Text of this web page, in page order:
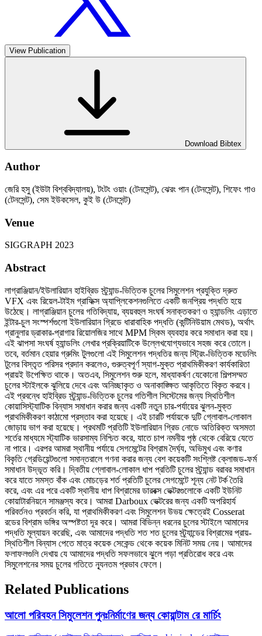
View Publication
Download Bibtex
Author
জেরি হসু (ইউটা বিশ্ববিদ্যালয়), টংটং ওয়াং (টেনসেন্ট), ঝেরং পান (টেনসেন্ট), শিফেং গাও
(টেনসেন্ট), সেম ইউকসেল, কুই উ (টেনসেন্ট)
Venue
SIGGRAPH 2023
Abstract
লাগ্রাঞ্জিয়ান/ইউলারিয়ান হাইব্রিড স্ট্র্যান্ড-ভিত্তিক চুলের সিমুলেশন প্রযুক্তি দ্রুত
VFX এবং রিয়েল-টাইম গ্রাফিক্স অ্যাপ্লিকেশনগুলিতে একটি জনপ্রিয় পদ্ধতি হয়ে
উঠেছে। লাগ্রাঞ্জিয়ান চুলের গতিবিদ্যায়, ব্যয়বহুল সংঘর্ষ সনাক্তকরণ ও হ্যান্ডলিং এড়াতে
ইন্টার-চুল সংস্পর্শগুলো ইউলারিয়ান গ্রিডে ধারাবাহিক পদ্ধতি (কন্টিনিউয়াম মেথড), অর্থাৎ
গ্রানুলার ড্রাকার-প্রাগার রিয়োলজির সাথে MPM স্কিম ব্যবহার করে সমাধান করা হয়।
এই ঝাপসা সংঘর্ষ হ্যান্ডলিং লেখার প্রক্রিয়াটিকে উল্লেখযোগ্যভাবে সহজ করে তোলে।
তবে, বর্তমান হেয়ার গ্রুমিং টুলগুলো এই সিমুলেশন পদ্ধতির জন্য স্ট্রিং-ভিত্তিক মডেলিং
টুলের বিস্তৃত পরিসর প্রদান করলেও, গুরুত্বপূর্ণ স্যাগ-মুক্ত প্রাথমিকীকরণ কার্যকারিতা
প্রায়ই উপেক্ষিত থাকে। অতএব, সিমুলেশন শুরু হলে, মাধ্যাকর্ষণ যেকোনো শিল্পসম্মত
চুলের স্টাইলকে ঝুলিয়ে দেবে এবং অনিচ্ছাকৃত ও অনাকাঙ্ক্ষিত আকৃতিতে বিকৃত করবে।
এই প্রবন্ধে হাইব্রিড স্ট্র্যান্ড-ভিত্তিক চুলের গতিশীল সিস্টেমের জন্য স্থিতিশীল
কোয়াসিস্ট্যাটিক বিন্যাস সমাধান করার জন্য একটি নতুন চার-পর্যায়ের ঝুলন-মুক্ত
প্রাথমিকীকরণ কাঠামো প্রস্তাব করা হয়েছে। এই চারটি পর্যায়কে দুটি গ্লোবাল-লোকাল
জোড়ায় ভাগ করা হয়েছে। প্রথমটি প্রতিটি ইউলারিয়ান গ্রিড নোডে অতিরিক্ত অসমতা
শর্তের মাধ্যমে স্ট্যাটিক ভারসাম্য নিশ্চিত করে, যাতে চাপ নমনীয় পৃষ্ঠ থেকে বেরিয়ে যেতে
না পারে। এরপর আমরা স্থানীয় পর্যায়ে সেগমেন্টের বিশ্রাম দৈর্ঘ্য, অভিমুখ এবং কণার
বিকৃতি গ্রেডিয়েন্টগুলো সমান্তরালে গণনা করার জন্য বেশ কয়েকটি সংশ্লিষ্ট ক্লোজড-ফর্ম
সমাধান উদ্ভূত করি। দ্বিতীয় গ্লোবাল-লোকাল ধাপ প্রতিটি চুলের স্ট্র্যান্ড বরাবর সমাধান
করে যাতে সমস্ত বাঁক এবং মোচড়ের শর্ত প্রতিটি চুলের সেগমেন্টে শূন্য নেট টর্ক তৈরি
করে, এবং এর পরে একটি স্থানীয় ধাপ বিশ্রামের ডারবক্স ভেক্টরগুলোকে একটি ইউনিট
কোয়াটারনিয়নে সামঞ্জস্য করে। আমরা Darboux ভেক্টরের জন্য একটি অপরিহার্য
পরিবর্তনও প্রবর্তন করি, যা প্রাথমিকীকরণ এবং সিমুলেশন উভয় ক্ষেত্রেই Cosserat
রডের বিশ্রাম ভঙ্গির অস্পষ্টতা দূর করে। আমরা বিভিন্ন ধরনের চুলের স্টাইলে আমাদের
পদ্ধতি মূল্যায়ন করেছি, এবং আমাদের পদ্ধতি শত শত চুলের স্ট্র্যান্ডের বিশ্রামের প্রায়-
স্থিতিশীল বিন্যাস পেতে মাত্র কয়েক সেকেন্ড থেকে কয়েক মিনিট সময় নেয়। আমাদের
ফলাফলগুলি দেখায় যে আমাদের পদ্ধতি সফলভাবে ঝুলে পড়া প্রতিরোধ করে এবং
সিমুলেশনের সময় চুলের গতিতে ন্যূনতম প্রভাব ফেলে।
Related Publications
আলো পরিবহন সিমুলেশন পুনঃনির্মাণের জন্য কোয়ান্টাম রে মার্চিং